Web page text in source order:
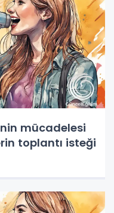
mücadelesi
toplantı isteği